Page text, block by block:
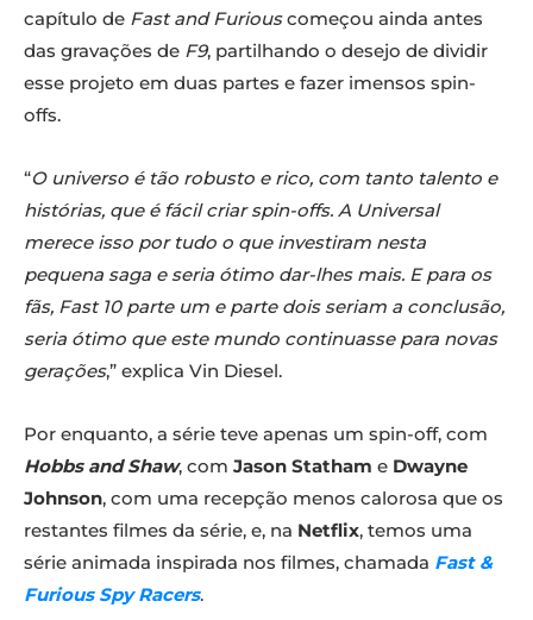
capítulo de Fast and Furiouscomeçou ainda antes
das gravações de F9, partilhando o desejo de dividir
esse projeto em duas partes e fazer imensos spin-
offs.
“O universo é tão robusto e rico, com tanto talento e
histórias, que é fácil criar spin-offs. A Universal
merece isso por tudo o que investiram nesta
pequena saga e seria ótimo dar-lhes mais. E para os
fãs, Fast 10 parte um e parte dois seriam a conclusão,
seria ótimo que este mundo continuasse para novas
gerações,” explica Vin Diesel.
Por enquanto, a série teve apenas um spin-off, com
Hobbs and Shaw, com Jason Statham e Dwayne
Johnson, com uma recepção menos calorosa que os
restantes filmes da série, e, na Netflix, temos uma
série animada inspirada nos filmes, chamada Fast &
Furious Spy Racers.